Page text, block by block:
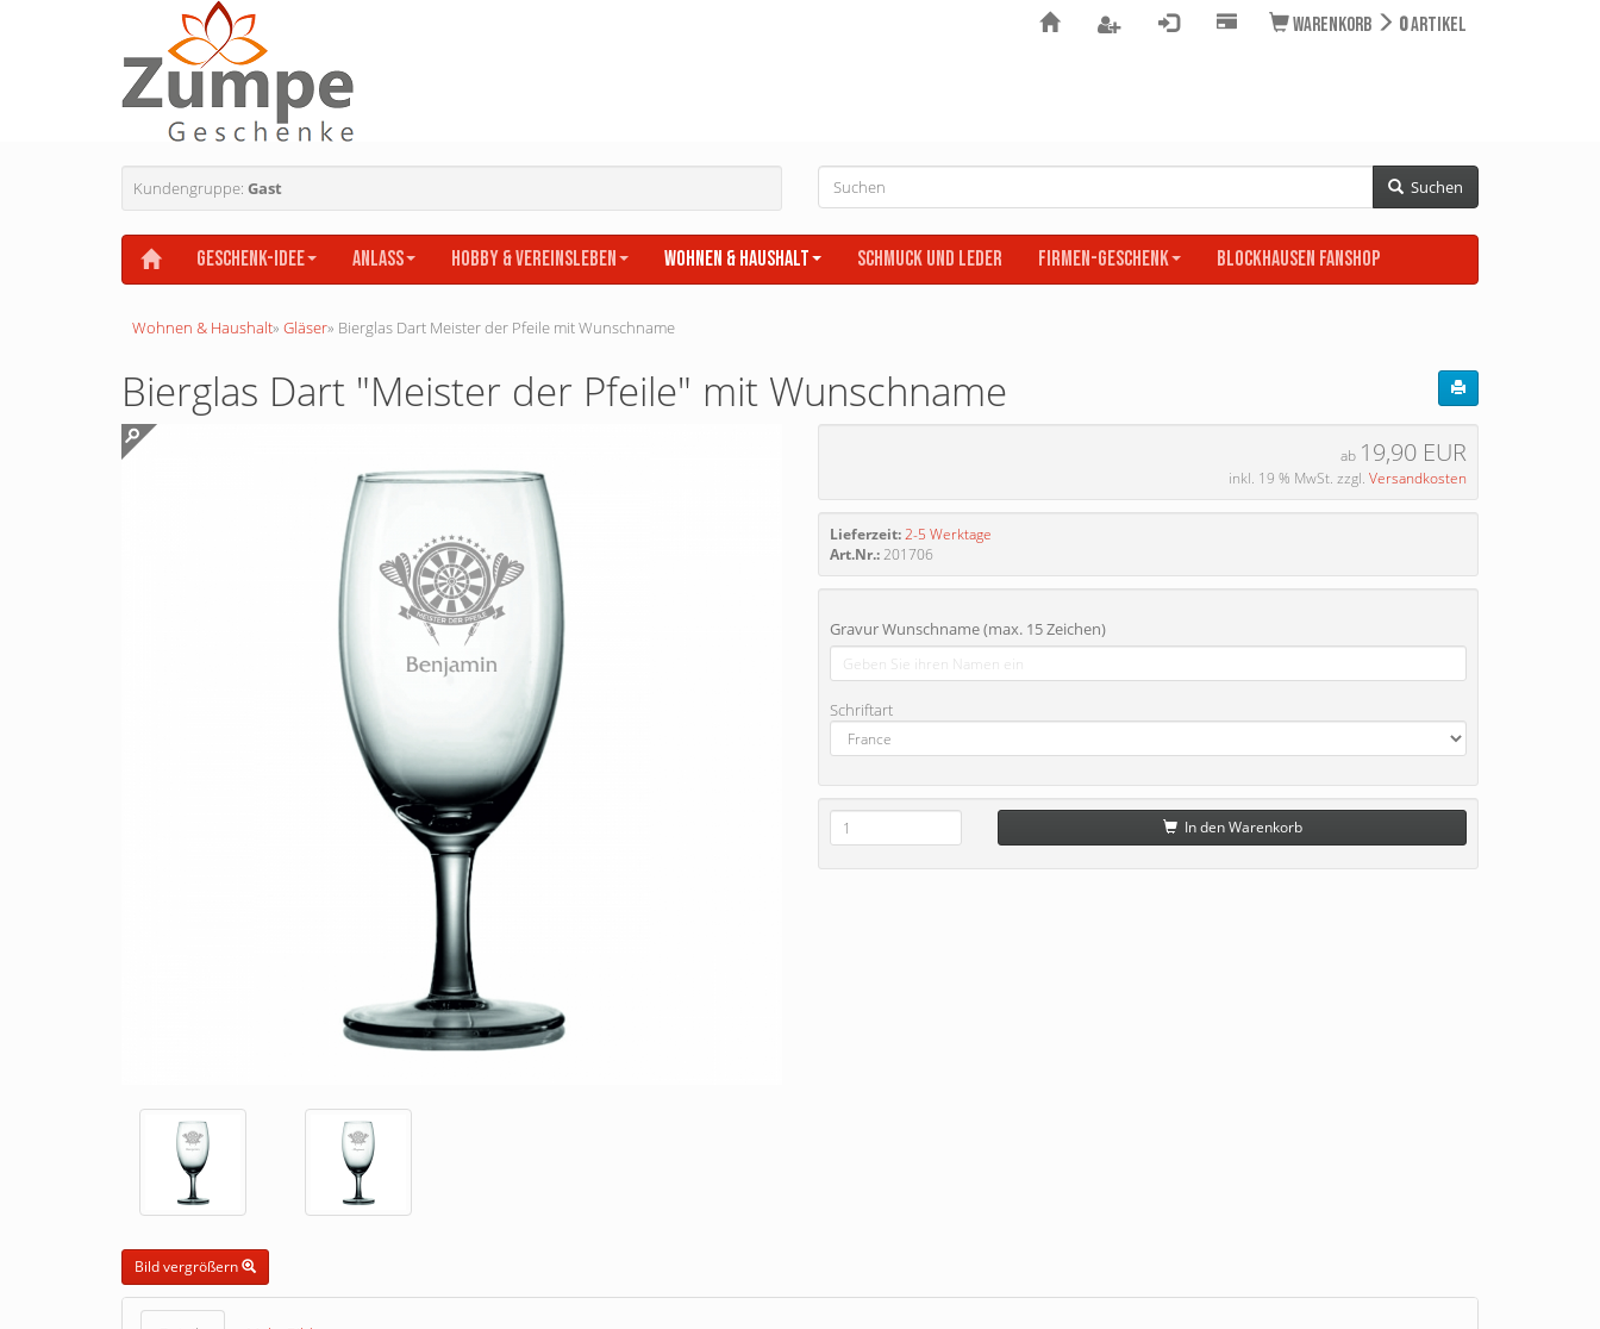
Warenkorb 0Artikel
Kundengruppe: Gast Suchen
Geschenk-Idee Anlass Hobby & Vereinsleben Wohnen & Haushalt Schmuck und Leder Firmen-Geschenk BLOCKHAUSEN Fanshop
Wohnen & Haushalt» Gläser» Bierglas Dart Meister der Pfeile mit Wunschname
Bierglas Dart "Meister der Pfeile" mit Wunschname
Bild vergrößern
ab 19,90 EUR
inkl. 19 % MwSt. zzgl. Versandkosten
Lieferzeit:2-5 Werktage
Art.Nr.:201706
Gravur Wunschname (max. 15 Zeichen)
Schriftart
In den Warenkorb